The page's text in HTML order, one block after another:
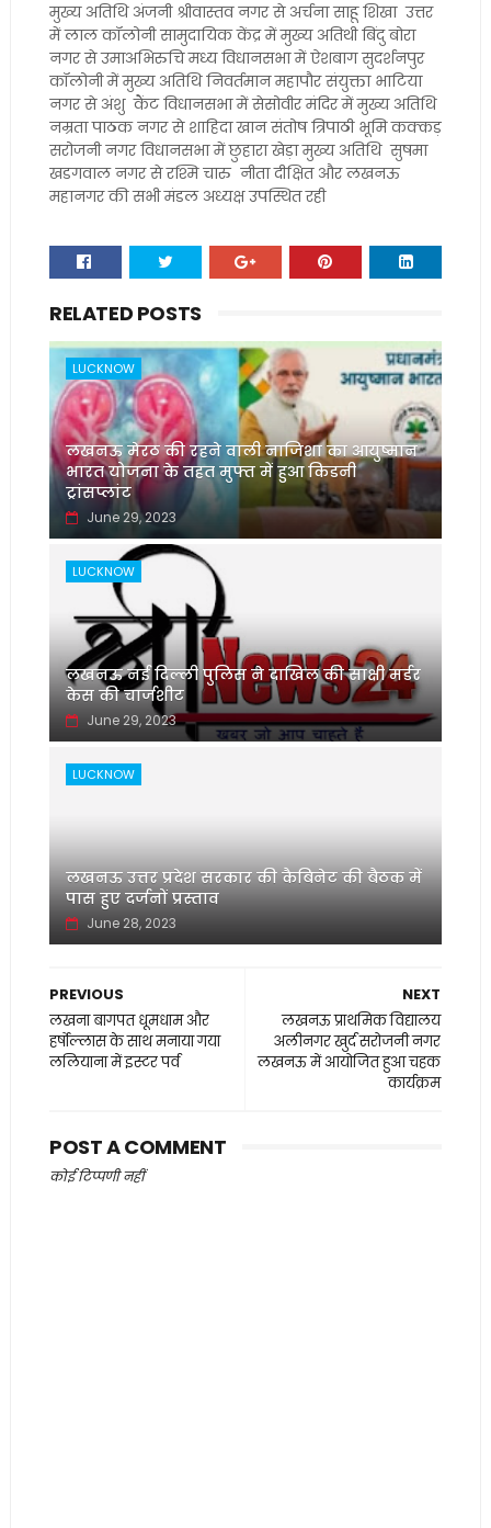
मुख्य अतिथि अंजनी श्रीवास्तव नगर से अर्चना साहू शिखा उत्तर
में लाल कॉलोनी सामुदायिक केंद्र में मुख्य अतिथी बिंदु बोरा
नगर से उमाअभिरुचि मध्य विधानसभा में ऐशबाग सुदर्शनपुर
कॉलोनी में मुख्य अतिथि निवर्तमान महापौर संयुक्ता भाटिया
नगर से अंशु कैंट विधानसभा में सेसोवीर मंदिर में मुख्य अतिथि
नम्रता पाठक नगर से शाहिदा खान संतोष त्रिपाठी भूमि कक्कड़
सरोजनी नगर विधानसभा में छुहारा खेड़ा मुख्य अतिथि सुषमा
खडगवाल नगर से रश्मि चारु नीता दीक्षित और लखनऊ
महानगर की सभी मंडल अध्यक्ष उपस्थित रही
RELATED POSTS
LUCKNOW
लखनऊ मेरठ की रहने वाली नाजिशा का आयुष्मान
भारत योजना के तहत मुफ्त में हुआ किडनी
ट्रांसप्लांट
June 29, 2023
LUCKNOW
लखनऊ नई दिल्ली पुलिस ने दाखिल की साक्षी मर्डर
केस की चार्जशीट
June 29, 2023
LUCKNOW
लखनऊ उत्तर प्रदेश सरकार की कैबिनेट की बैठक में
पास हुए दर्जनों प्रस्ताव
June 28, 2023
NEXT
लखनऊ प्राथमिक विद्यालय
अलीनगर खुर्द सरोजनी नगर
लखनऊ में आयोजित हुआ चहक
कार्यक्रम
PREVIOUS
लखना बागपत धूमधाम और
हर्षोल्लास के साथ मनाया गया
ललियाना में इस्टर पर्व
POST A COMMENT
कोई टिप्पणी नहीं